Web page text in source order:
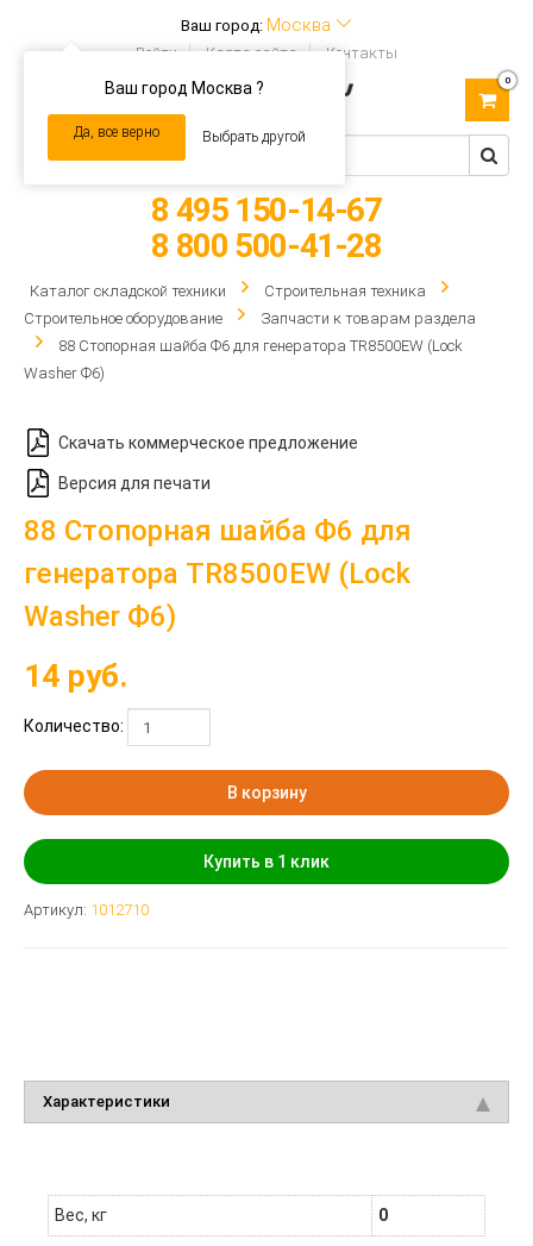
Ваш город: Москва
Ваш город Москва ?
Да, все верно Выбрать другой
Войти Карта сайта Контакты
navigation
0
8 495 150-14-67
8 800 500-41-28
Каталог складской техники
Строительная техника
Строительное оборудование
Запчасти к товарам раздела
88 Стопорная шайба Ф6 для генератора TR8500EW (Lock
Washer Ф6)
Скачать коммерческое предложение
Версия для печати
88 Стопорная шайба Ф6 для
генератора TR8500EW (Lock
Washer Ф6)
14 руб.
Количество:
В корзину
Купить в 1 клик
Артикул: 1012710
Характеристики
Вес, кг 0